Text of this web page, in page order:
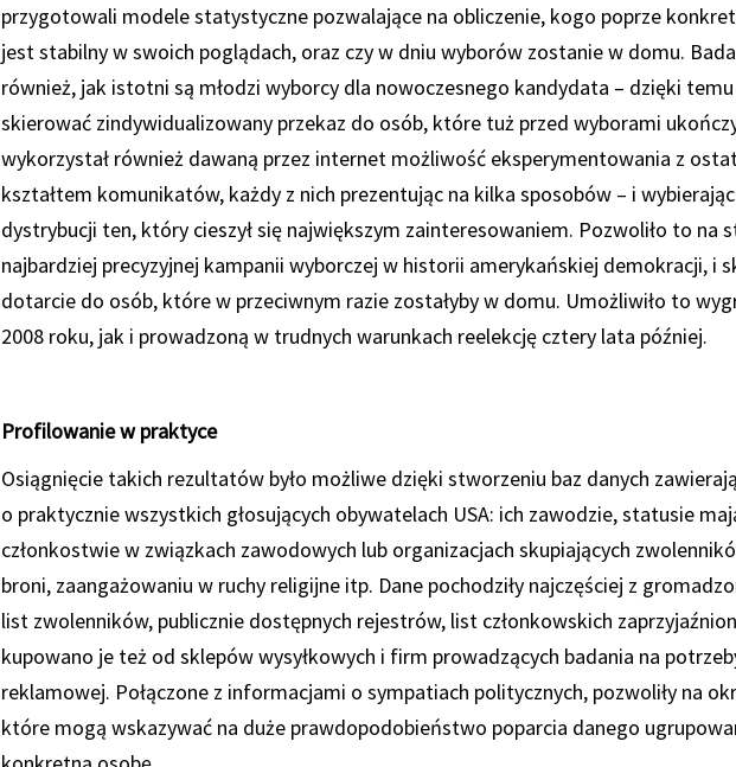
przygotowali modele statystyczne pozwalające na obliczenie, kogo poprze
jest stabilny w swoich poglądach, oraz czy w dniu wyborów zostanie w domu.
również, jak istotni są młodzi wyborcy dla nowoczesnego kandydata – dzięki temu
skierować zindywidualizowany przekaz do osób, które tuż przed wyborami
wykorzystał również dawaną przez internet możliwość eksperymentowania z
kształtem komunikatów, każdy z nich prezentując na kilka sposobów – i
dystrybucji ten, który cieszył się największym zainteresowaniem. Pozwoliło to na
najbardziej precyzyjnej kampanii wyborczej w historii amerykańskiej demokracji, i
dotarcie do osób, które w przeciwnym razie zostałyby w domu. Umożliwiło to
2008 roku, jak i prowadzoną w trudnych warunkach reelekcję cztery lata później.
Profilowanie w praktyce
Osiągnięcie takich rezultatów było możliwe dzięki stworzeniu baz danych
o praktycznie wszystkich głosujących obywatelach USA: ich zawodzie, statusie
członkostwie w związkach zawodowych lub organizacjach skupiających
broni, zaangażowaniu w ruchy religijne itp. Dane pochodziły najczęściej z
list zwolenników, publicznie dostępnych rejestrów, list członkowskich
kupowano je też od sklepów wysyłkowych i firm prowadzących badania na
reklamowej. Połączone z informacjami o sympatiach politycznych, pozwoliły na
które mogą wskazywać na duże prawdopodobieństwo poparcia danego